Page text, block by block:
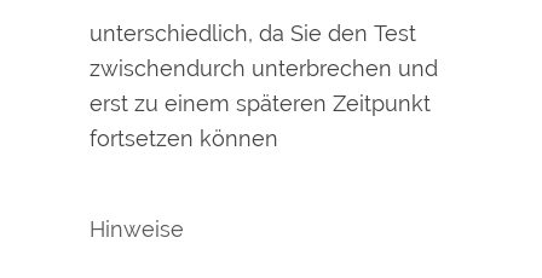
unterschiedlich, da Sie den Test
zwischendurch unterbrechen und
erst zu einem späteren Zeitpunkt
fortsetzen können
Hinweise